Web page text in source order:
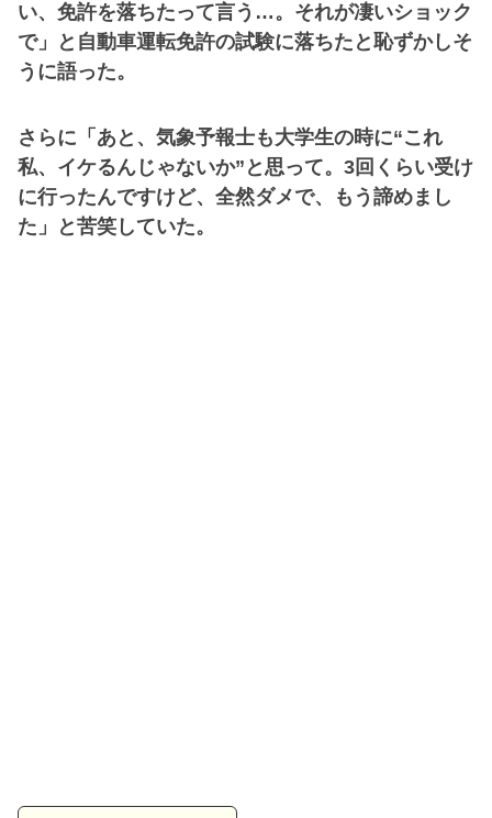
い、免許を落ちたって言う…。それが凄いショック
で」と自動車運転免許の試験に落ちたと恥ずかしそ
うに語った。
さらに「あと、気象予報士も大学生の時に“これ
私、イケるんじゃないか”と思って。3回くらい受け
に行ったんですけど、全然ダメで、もう諦めまし
た」と苦笑していた。